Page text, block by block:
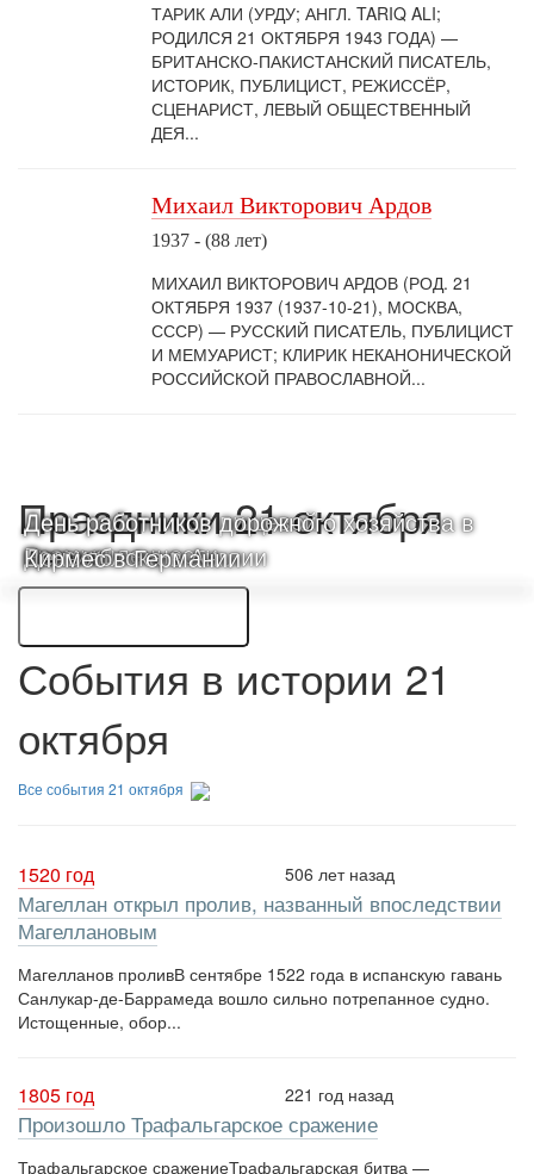
ТАРИК АЛИ (УРДУ; АНГЛ. TARIQ ALI;
РОДИЛСЯ 21 ОКТЯБРЯ 1943 ГОДА) —
БРИТАНСКО-ПАКИСТАНСКИЙ ПИСАТЕЛЬ,
ИСТОРИК, ПУБЛИЦИСТ, РЕЖИССЁР,
СЦЕНАРИСТ, ЛЕВЫЙ ОБЩЕСТВЕННЫЙ
ДЕЯ...
Михаил Викторович Ардов
1937 - (88 лет)
МИХАИЛ ВИКТОРОВИЧ АРДОВ (РОД. 21
ОКТЯБРЯ 1937 (1937-10-21), МОСКВА,
СССР) — РУССКИЙ ПИСАТЕЛЬ, ПУБЛИЦИСТ
И МЕМУАРИСТ; КЛИРИК НЕКАНОНИЧЕСКОЙ
РОССИЙСКОЙ ПРАВОСЛАВНОЙ...
Праздники 21 октября
День работников пищевой
промышленности
День работников дорожного хозяйства в
России
День яблока в Англии
Кирмес в Германии
События в истории 21
октября
Все события 21 октября
1520 год 506 лет назад
Магеллан открыл пролив, названный впоследствии
Магеллановым
Магелланов проливВ сентябре 1522 года в испанскую гавань
Санлукар-де-Баррамеда вошло сильно потрепанное судно.
Истощенные, обор...
1805 год 221 год назад
Произошло Трафальгарское сражение
Трафальгарское сражениеТрафальгарская битва —